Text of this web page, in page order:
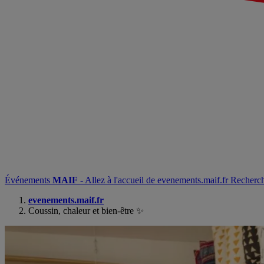
Événements MAIF - Allez à l'accueil de evenements.maif.fr
evenements.maif.fr
Coussin, chaleur et bien-être ✨